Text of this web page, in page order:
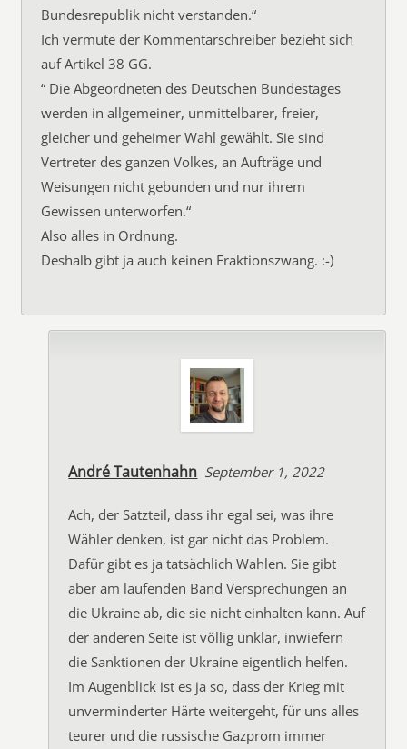
Bundesrepublik nicht verstanden.“
Ich vermute der Kommentarschreiber bezieht sich
auf Artikel 38 GG.
“ Die Abgeordneten des Deutschen Bundestages
werden in allgemeiner, unmittelbarer, freier,
gleicher und geheimer Wahl gewählt. Sie sind
Vertreter des ganzen Volkes, an Aufträge und
Weisungen nicht gebunden und nur ihrem
Gewissen unterworfen.“
Also alles in Ordnung.
Deshalb gibt ja auch keinen Fraktionszwang. :-)
André Tautenhahn September 1, 2022
Ach, der Satzteil, dass ihr egal sei, was ihre
Wähler denken, ist gar nicht das Problem.
Dafür gibt es ja tatsächlich Wahlen. Sie gibt
aber am laufenden Band Versprechungen an
die Ukraine ab, die sie nicht einhalten kann. Auf
der anderen Seite ist völlig unklar, inwiefern
die Sanktionen der Ukraine eigentlich helfen.
Im Augenblick ist es ja so, dass der Krieg mit
unverminderter Härte weitergeht, für uns alles
teurer und die russische Gazprom immer